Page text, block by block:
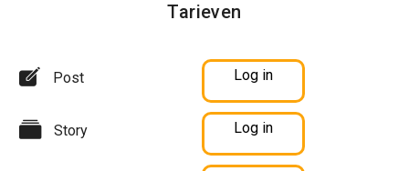
Tarieven
Post Log in
Story Log in